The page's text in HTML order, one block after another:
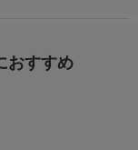
おすすめ